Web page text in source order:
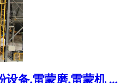
设备,雷蒙磨,雷蒙机 ...